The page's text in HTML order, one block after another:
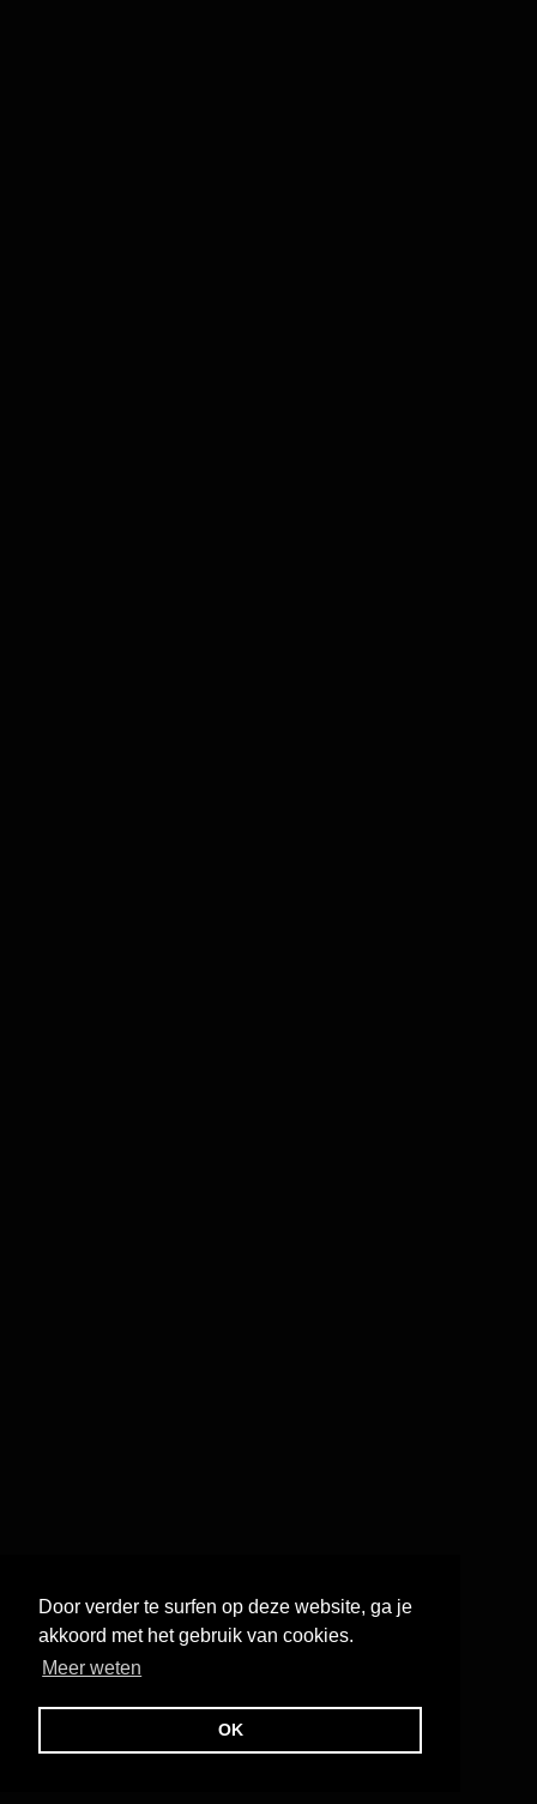
Door verder te surfen op deze website, ga je
akkoord met het gebruik van cookies.
Meer weten
OK